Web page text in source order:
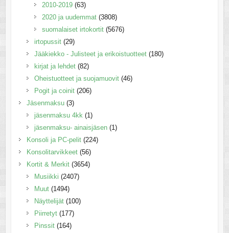
2010-2019 (63)
2020 ja uudemmat (3808)
suomalaiset irtokortit (5676)
irtopussit (29)
Jääkiekko - Julisteet ja erikoistuotteet (180)
kirjat ja lehdet (82)
Oheistuotteet ja suojamuovit (46)
Pogit ja coinit (206)
Jäsenmaksu (3)
jäsenmaksu 4kk (1)
jäsenmaksu- ainaisjäsen (1)
Konsoli ja PC-pelit (224)
Konsolitarvikkeet (56)
Kortit & Merkit (3654)
Musiikki (2407)
Muut (1494)
Näyttelijät (100)
Piirretyt (177)
Pinssit (164)